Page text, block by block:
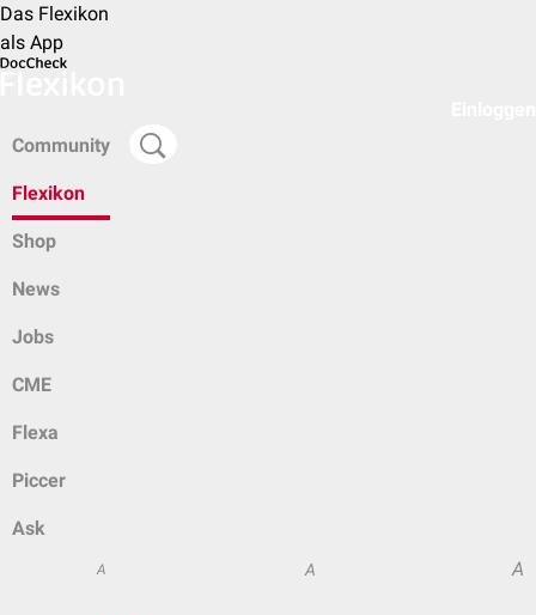
Das Flexikon
als App
Community
Flexikon
Shop
News
Jobs
CME
Flexa
Piccer
Ask
A A A